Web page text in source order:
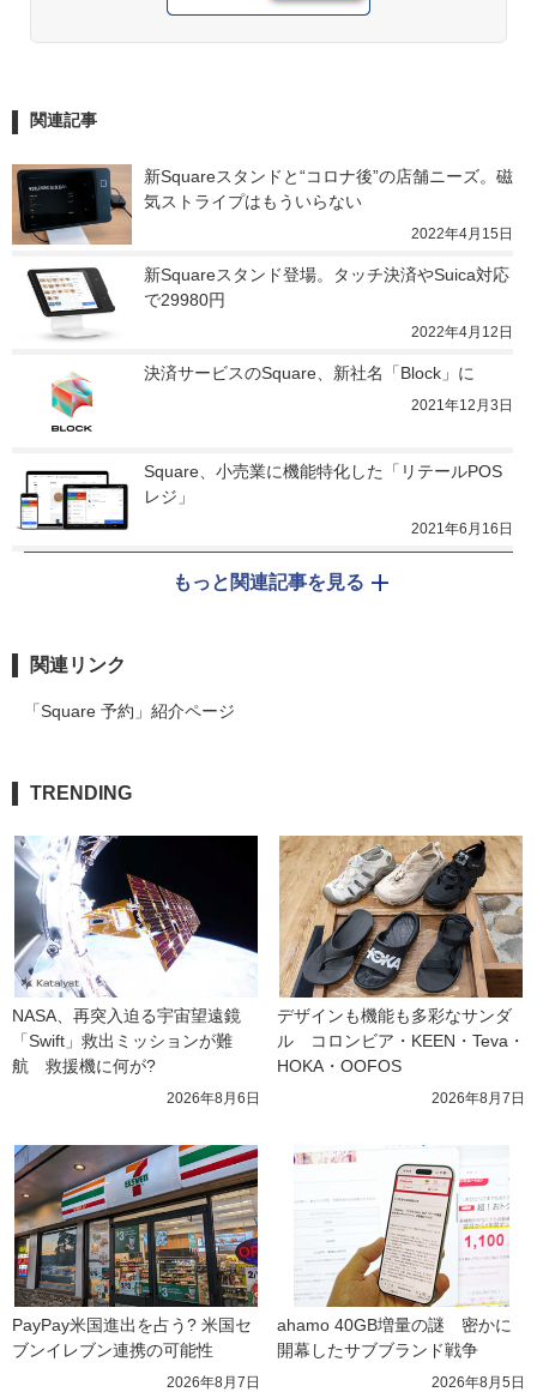
関連記事
新Squareスタンドと“コロナ後”の店舗ニーズ。磁
気ストライプはもういらない
2022年4月15日
新Squareスタンド登場。タッチ決済やSuica対応
で29980円
2022年4月12日
決済サービスのSquare、新社名「Block」に
2021年12月3日
Square、小売業に機能特化した「リテールPOS
レジ」
2021年6月16日
もっと関連記事を見る
関連リンク
「Square 予約」紹介ページ
TRENDING
NASA、再突入迫る宇宙望遠鏡
「Swift」救出ミッションが難
航　救援機に何が?
2026年8月6日
デザインも機能も多彩なサンダ
ル　コロンビア・KEEN・Teva・
HOKA・OOFOS
2026年8月7日
PayPay米国進出を占う? 米国セ
ブンイレブン連携の可能性
2026年8月7日
ahamo 40GB増量の謎　密かに
開幕したサブブランド戦争
2026年8月5日